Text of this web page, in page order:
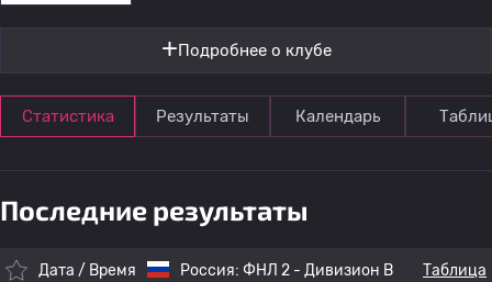
Подробнее о клубе
Статистика Результаты Календарь
Последние результаты
Дата / Время Россия: ФНЛ 2 - Дивизион B Таблица